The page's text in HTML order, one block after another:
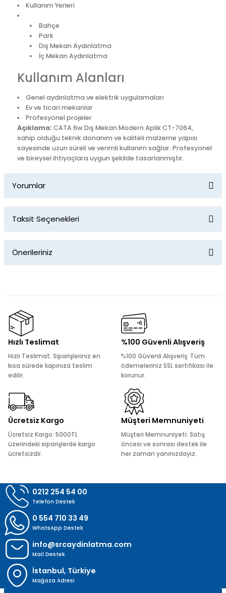
Kullanım Yerleri
Bahçe
Park
Dış Mekan Aydınlatma
İç Mekan Aydınlatma
Kullanım Alanları
Genel aydınlatma ve elektrik uygulamaları
Ev ve ticari mekanlar
Profesyonel projeler
Açıklama: CATA 6w Dış Mekan Modern Aplik CT-7064,
sahip olduğu teknik donanım ve kaliteli malzeme yapısı
sayesinde uzun süreli ve verimli kullanım sağlar. Profesyonel
ve bireysel ihtiyaçlara uygun şekilde tasarlanmıştır.
Yorumlar
Taksit Seçenekleri
Önerileriniz
kullanarak tarafımıza iletebilirsiniz.
Görüş ve önerileriniz için teşekkür ederiz.
Ürün resmi kalitesiz, bozuk veya görüntülenemiyor.
Ürün bilgilerinde hatalar bulunuyor.
Ürün fiyatı diğer sitelerden daha pahalı.
Bu ürüne benzer farklı alternatifler olmalı.
Hızlı Teslimat
Hızlı Teslimat: Siparişleriniz en
kısa sürede kapınıza teslim
edilir.
%100 Güvenli Alışveriş
%100 Güvenli Alışveriş: Tüm
ödemeleriniz SSL sertifikası ile
korunur.
Ücretsiz Kargo
Ücretsiz Kargo: 5000TL
üzerindeki siparişlerde kargo
ücretsizdir.
Müşteri Memnuniyeti
Müşteri Memnuniyeti: Satış
öncesi ve sonrası destek ile
her zaman yanınızdayız.
0212 254 54 00
Telefon Destek
0 554 710 33 49
WhatsApp Destek
info@srcaydinlatma.com
Mail Destek
İstanbul, Türkiye
Mağaza Adresi